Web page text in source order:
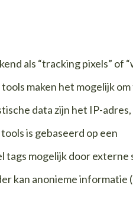
als “tracking pixels” of
maken het mogelijk
data zijn het IP-
is gebaseerd op een
mogelijk door
kan anonieme informatie